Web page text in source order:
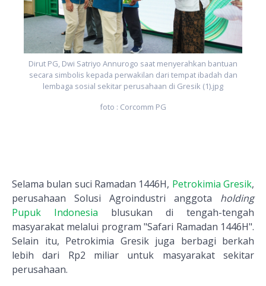
Dirut PG, Dwi Satriyo Annurogo saat menyerahkan bantuan
secara simbolis kepada perwakilan dari tempat ibadah dan
lembaga sosial sekitar perusahaan di Gresik (1).jpg
foto : Corcomm PG
Selama bulan suci Ramadan 1446H, Petrokimia Gresik,
perusahaan Solusi Agroindustri anggota holding
Pupuk Indonesia blusukan di tengah-tengah
masyarakat melalui program "Safari Ramadan 1446H".
Selain itu, Petrokimia Gresik juga berbagi berkah
lebih dari Rp2 miliar untuk masyarakat sekitar
perusahaan.